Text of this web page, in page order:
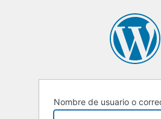
Nombre de usuario o